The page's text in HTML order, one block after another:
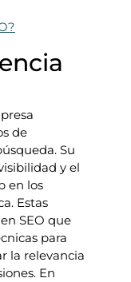
de
Su
y el
en los
Estas
SEO que
para
la relevancia
En